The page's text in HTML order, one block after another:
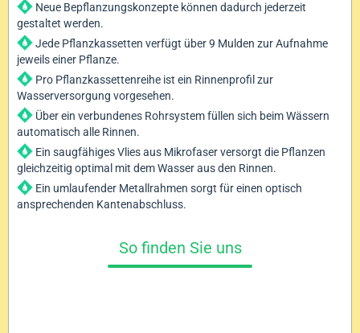
Neue Bepflanzungskonzepte können dadurch jederzeit
gestaltet werden.
Jede Pflanzkassetten verfügt über 9 Mulden zur Aufnahme
jeweils einer Pflanze.
Pro Pflanzkassettenreihe ist ein Rinnenprofil zur
Wasserversorgung vorgesehen.
Über ein verbundenes Rohrsystem füllen sich beim Wässern
automatisch alle Rinnen.
Ein saugfähiges Vlies aus Mikrofaser versorgt die Pflanzen
gleichzeitig optimal mit dem Wasser aus den Rinnen.
Ein umlaufender Metallrahmen sorgt für einen optisch
ansprechenden Kantenabschluss.
So finden Sie uns